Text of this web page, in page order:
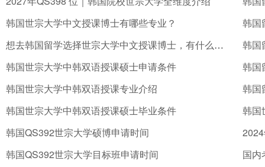
韩国世宗大学中文授课博士有哪些专业？
想去韩国留学选择世宗大学中文授课博士，有什么专业？
韩国世宗大学中韩双语授课硕士申请条件
韩国世宗大学中韩双语授课专业介绍
韩国世宗大学中韩双语授课硕士毕业条件
韩国QS392世宗大学硕博申请时间
韩国QS392世宗大学目标班申请时间
韩国
韩国
韩国